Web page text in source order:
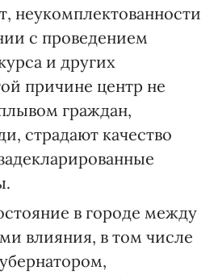
неукомплектованности
с проведением
и других
причине центр не
граждан,
страдают качество
в городе между
влияния, в том числе